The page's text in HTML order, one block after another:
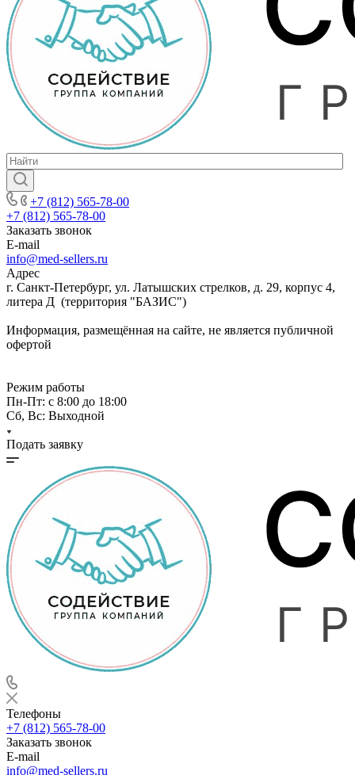
+7 (812) 565-78-00
+7 (812) 565-78-00
Заказать звонок
E-mail
info@med-sellers.ru
Адрес
г. Санкт-Петербург, ул. Латышских стрелков, д. 29, корпус 4,
литера Д (территория "БАЗИС")
Информация, размещённая на сайте, не является публичной
офертой
Режим работы
Пн-Пт: с 8:00 до 18:00
Сб, Вс: Выходной
Подать заявку
Телефоны
+7 (812) 565-78-00
Заказать звонок
E-mail
info@med-sellers.ru